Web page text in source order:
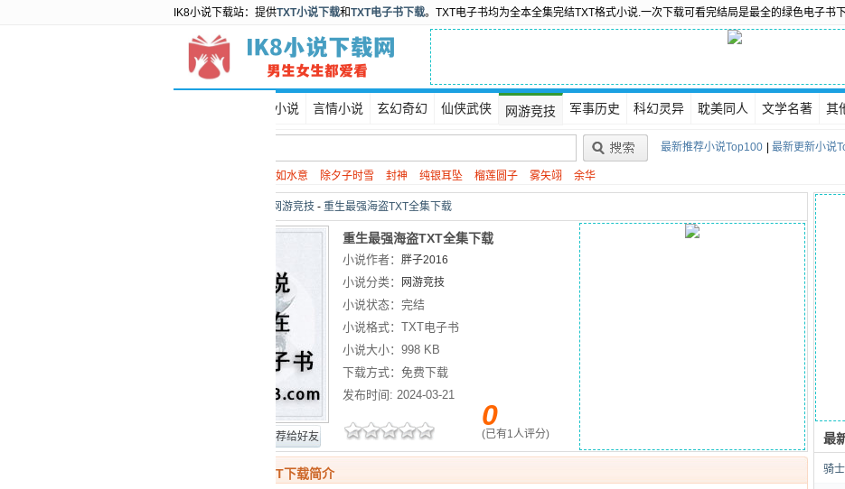
IK8小说下载站：提供TXT小说下载和TXT电子书下载。TXT电子书均为全本全集完结TXT格式小说.一次下载可看完结局是最全的绿色电子书
都市小说 言情小说 玄幻奇幻 仙侠武侠 网游竞技 军事历史 科幻灵异 耽美同人 文学名著 其
最新推荐小说Top100 最新更新小说
如水意 除夕子时雪 封神 纯银耳坠 榴莲圆子 雾矢翊 余华
网游竞技 - 重生最强海盗TXT全集下载
推荐给好友
重生最强海盗TXT全集下载
小说作者： 胖子2016
小说分类： 网游竞技
小说状态： 完结
小说格式： TXT电子书
小说大小： 998 KB
下载方式： 免费下载
发布时间: 2024-03-21
0
(已有1人评分) 最
骑
重生最强海盗TXT下载简介